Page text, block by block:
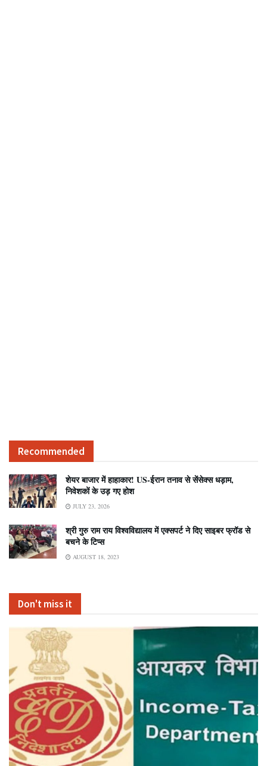
Recommended
शेयर बाजार में हाहाकार! US-ईरान तनाव से सेंसेक्स धड़ाम,
निवेशकों के उड़ गए होश
JULY 23, 2026
श्री गुरु राम राय विश्वविद्यालय में एक्सपर्ट ने दिए साइबर फ्रॉड से
बचने के टिप्स
AUGUST 18, 2023
Don't miss it